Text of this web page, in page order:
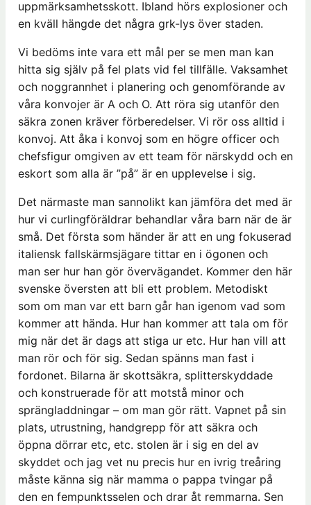
uppmärksamhetsskott. Ibland hörs explosioner och
en kväll hängde det några grk-lys över staden.
Vi bedöms inte vara ett mål per se men man kan
hitta sig själv på fel plats vid fel tillfälle. Vaksamhet
och noggrannhet i planering och genomförande av
våra konvojer är A och O. Att röra sig utanför den
säkra zonen kräver förberedelser. Vi rör oss alltid i
konvoj. Att åka i konvoj som en högre officer och
chefsfigur omgiven av ett team för närskydd och en
eskort som alla är ”på” är en upplevelse i sig.
Det närmaste man sannolikt kan jämföra det med är
hur vi curlingföräldrar behandlar våra barn när de är
små. Det första som händer är att en ung fokuserad
italiensk fallskärmsjägare tittar en i ögonen och
man ser hur han gör övervägandet. Kommer den här
svenske översten att bli ett problem. Metodiskt
som om man var ett barn går han igenom vad som
kommer att hända. Hur han kommer att tala om för
mig när det är dags att stiga ur etc. Hur han vill att
man rör och för sig. Sedan spänns man fast i
fordonet. Bilarna är skottsäkra, splitterskyddade
och konstruerade för att motstå minor och
sprängladdningar – om man gör rätt. Vapnet på sin
plats, utrustning, handgrepp för att säkra och
öppna dörrar etc, etc. stolen är i sig en del av
skyddet och jag vet nu precis hur en ivrig treåring
måste känna sig när mamma o pappa tvingar på
den en fempunktsselen och drar åt remmarna. Sen